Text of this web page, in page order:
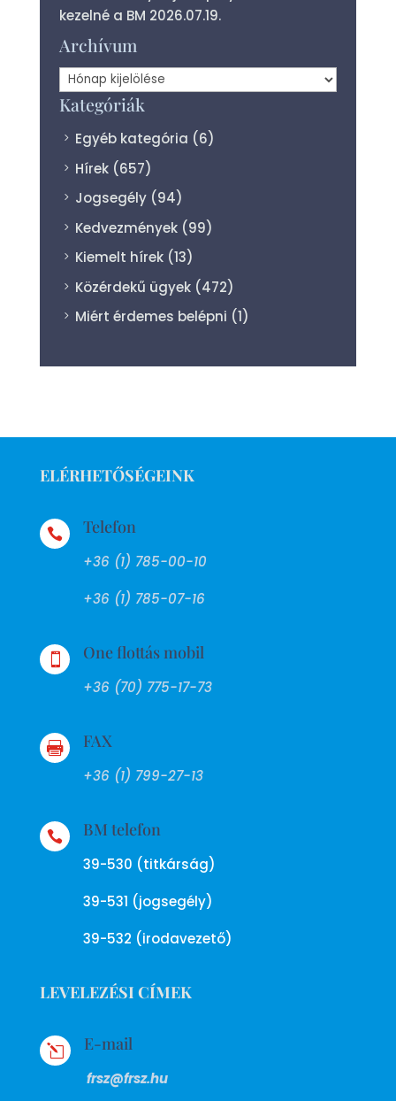
kezelné a BM 2026.07.19.
Archívum
Archívum
Kategóriák
Egyéb kategória (6)
Hírek (657)
Jogsegély (94)
Kedvezmények (99)
Kiemelt hírek (13)
Közérdekű ügyek (472)
Miért érdemes belépni (1)
ELÉRHETŐSÉGEINK
 Telefon
+36 (1) 785-00-10
+36 (1) 785-07-16
 One flottás mobil
+36 (70) 775-17-73
 FAX
+36 (1) 799-27-13
 BM telefon
39-530 (titkárság)
39-531 (jogsegély)
39-532 (irodavezető)
LEVELEZÉSI CÍMEK
l E-mail
frsz@frsz.hu